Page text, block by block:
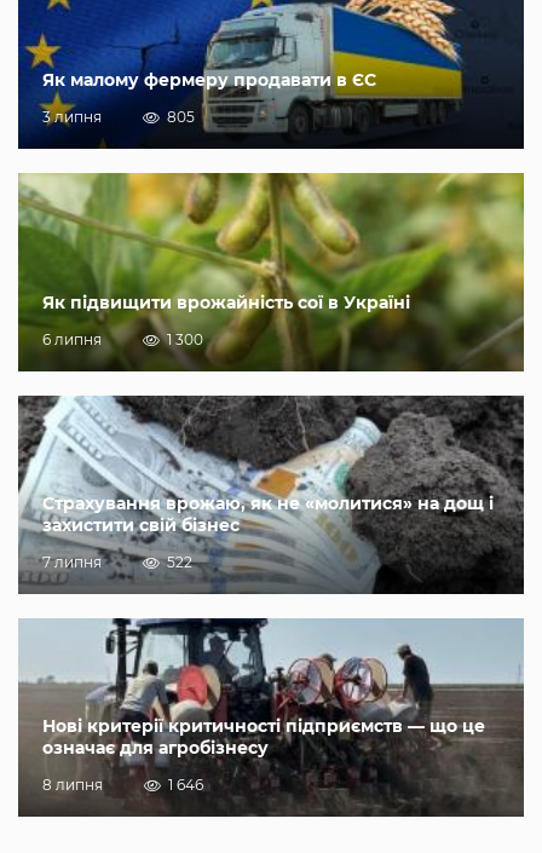
Як малому фермеру продавати в ЄС
3 липня 805
Як підвищити врожайність сої в Україні
6 липня 1 300
Страхування врожаю, як не «молитися» на дощ і
захистити свій бізнес
7 липня 522
Нові критерії критичності підприємств — що це
означає для агробізнесу
8 липня 1 646